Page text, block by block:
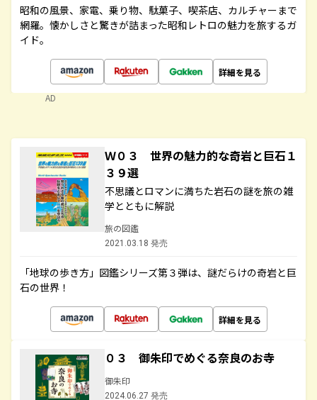
昭和の風景、家電、乗り物、駄菓子、喫茶店、カルチャーまで
網羅。懐かしさと驚きが詰まった昭和レトロの魅力を旅するガ
イド。
詳細を見る
AD
Ｗ０３ 世界の魅力的な奇岩と巨石１
３９選
不思議とロマンに満ちた岩石の謎を旅の雑
学とともに解説
旅の図鑑
2021.03.18 発売
「地球の歩き方」図鑑シリーズ第３弾は、謎だらけの奇岩と巨
石の世界！
詳細を見る
０３ 御朱印でめぐる奈良のお寺
御朱印
2024.06.27 発売